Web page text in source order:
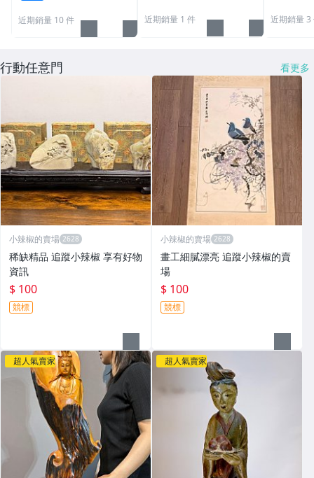
近期銷量 10 件 近期銷量 1 件 近期銷量 3
行動任意門 看更多
小辣椒的賣場
稀缺精品 追蹤小辣椒 享有好物
資訊
$ 100
競標
小辣椒的賣場
畫工細膩漂亮 追蹤小辣椒的賣
場
$ 100
競標
超人氣賣家 超人氣賣家